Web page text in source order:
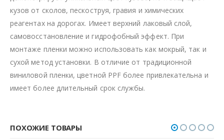
кузов от сколов, пескоструя, гравия и химических
реагентах на дорогах. Имеет верхний лаковый слой,
самовосстановление и гидрофобный эффект. При
монтаже пленки можно использовать как мокрый, так и
сухой метод установки. В отличие от традиционной
виниловой пленки, цветной PPF более привлекательна и
имеет более длительный срок службы.
ПОХОЖИЕ ТОВАРЫ